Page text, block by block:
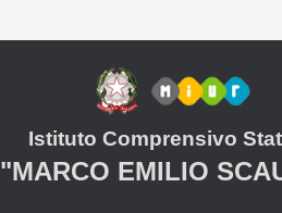
Istituto Comprensivo
"MARCO EMILIO